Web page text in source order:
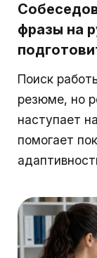
фразы на
Поиск
резюме, но
наступает
помогает